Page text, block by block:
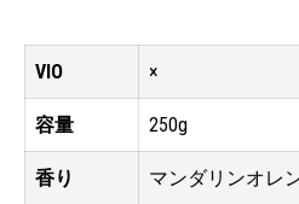
VIO ×
容量 250g
香り マンダリンオレ